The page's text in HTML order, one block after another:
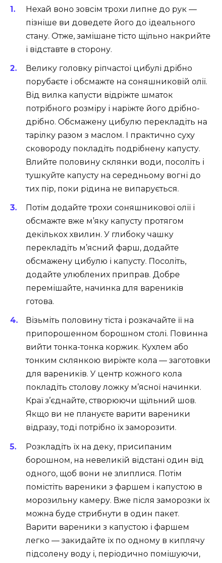
Нехай воно зовсім трохи липне до рук —
пізніше ви доведете його до ідеального
стану. Отже, замішане тісто щільно накрийте
і відставте в сторону.
Велику головку ріпчастої цибулі дрібно
порубаєте і обсмажте на соняшниковій олії.
Від вилка капусти відріжте шматок
потрібного розміру і наріжте його дрібно-
дрібно. Обсмажену цибулю перекладіть на
тарілку разом з маслом. І практично суху
сковороду покладіть подрібнену капусту.
Влийте половину склянки води, посоліть і
тушкуйте капусту на середньому вогні до
тих пір, поки рідина не випарується.
Потім додайте трохи соняшникової олії і
обсмажте вже м’яку капусту протягом
декількох хвилин. У глибоку чашку
перекладіть м’ясний фарш, додайте
обсмажену цибулю і капусту. Посоліть,
додайте улюблених приправ. Добре
перемішайте, начинка для вареників
готова.
Візьміть половину тіста і розкачайте її на
припорошенном борошном столі. Повинна
вийти тонка-тонка коржик. Кухлем або
тонким склянкою виріжте кола — заготовки
для вареників. У центр кожного кола
покладіть столову ложку м’ясної начинки.
Краї з’єднайте, створюючи щільний шов.
Якщо ви не плануєте варити вареники
відразу, тоді потрібно їх заморозити.
Розкладіть їх на деку, присипаним
борошном, на невеликій відстані один від
одного, щоб вони не злиплися. Потім
помістіть вареники з фаршем і капустою в
морозильну камеру. Вже після заморозки їх
можна буде стрибнути в один пакет.
Варити вареники з капустою і фаршем
легко — закидайте їх по одному в киплячу
підсолену воду і, періодично помішуючи,